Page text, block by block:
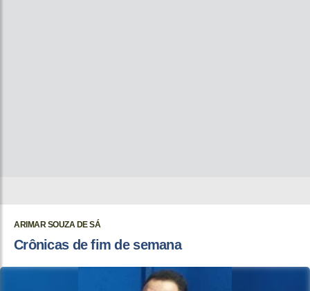
ARIMAR SOUZA DE SÁ
Crônicas de fim de semana